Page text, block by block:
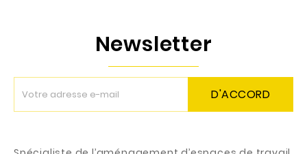
Newsletter
D'ACCORD